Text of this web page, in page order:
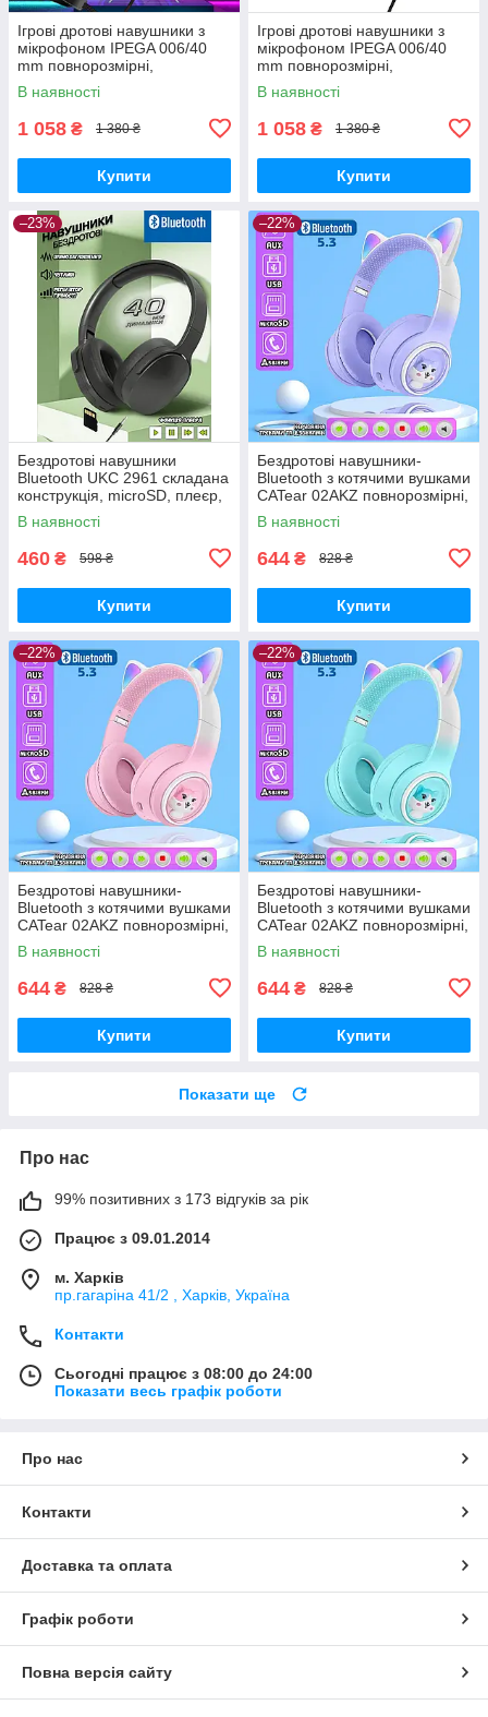
Ігрові дротові навушники з
мікрофоном IPEGA 006/40
mm повнорозмірні,
шумозаглушення Black-Green
В наявності
1 058 ₴ 1 380 ₴
Купити
Ігрові дротові навушники з
мікрофоном IPEGA 006/40
mm повнорозмірні,
шумозаглушення Black-Blue
В наявності
1 058 ₴ 1 380 ₴
Купити
–23%
Бездротові навушники
Bluetooth UKC 2961 складана
конструкція, microSD, плеєр,
Type-C Black
В наявності
460 ₴ 598 ₴
Купити
–22%
Бездротові навушники-
Bluetooth з котячими вушками
CATear 02AKZ повнорозмірні,
з RGB-підсвіткою Violet
В наявності
644 ₴ 828 ₴
Купити
–22%
Бездротові навушники-
Bluetooth з котячими вушками
CATear 02AKZ повнорозмірні,
з RGB-підсвіткою Pink
В наявності
644 ₴ 828 ₴
Купити
–22%
Бездротові навушники-
Bluetooth з котячими вушками
CATear 02AKZ повнорозмірні,
з RGB-підсвіткою Mint
В наявності
644 ₴ 828 ₴
Купити
Показати ще
Про нас
99% позитивних з 173 відгуків за рік
Працює з 09.01.2014
м. Харків
пр.гагаріна 41/2 , Харків, Україна
Контакти
Сьогодні працює з 08:00 до 24:00
Показати весь графік роботи
Про нас
Контакти
Доставка та оплата
Графік роботи
Повна версія сайту